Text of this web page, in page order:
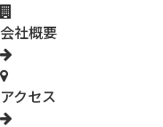
会社概要
アクセス